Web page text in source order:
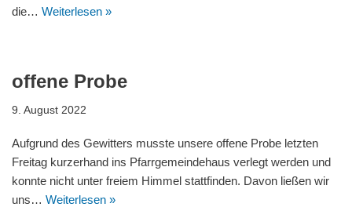
die… Weiterlesen »
offene Probe
9. August 2022
Aufgrund des Gewitters musste unsere offene Probe letzten
Freitag kurzerhand ins Pfarrgemeindehaus verlegt werden und
konnte nicht unter freiem Himmel stattfinden. Davon ließen wir
uns… Weiterlesen »